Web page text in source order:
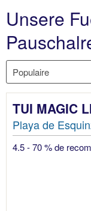
Unsere
TUI MAGIC
Playa de
4.5 - 70 % de